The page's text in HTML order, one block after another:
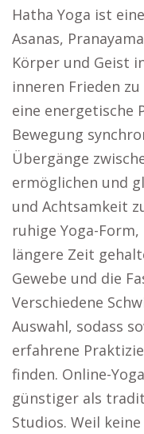
Hatha Yoga ist
Asanas,
Körper und Geist
inneren Frieden
eine energetische
Bewegung
Übergänge
ermöglichen und
und Achtsamkeit
ruhige Yoga-
längere Zeit
Gewebe und die
Verschiedene
Auswahl, sodass
erfahrene
finden. Online-
günstiger als
Studios. Weil